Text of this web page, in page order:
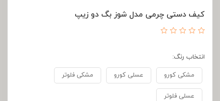
کیف دستی چرمی مدل شوز بگ دو زیپ
انتخاب رنگ:
مشکی کورو عسلی کورو مشکی فلوتر
عسلی فلوتر